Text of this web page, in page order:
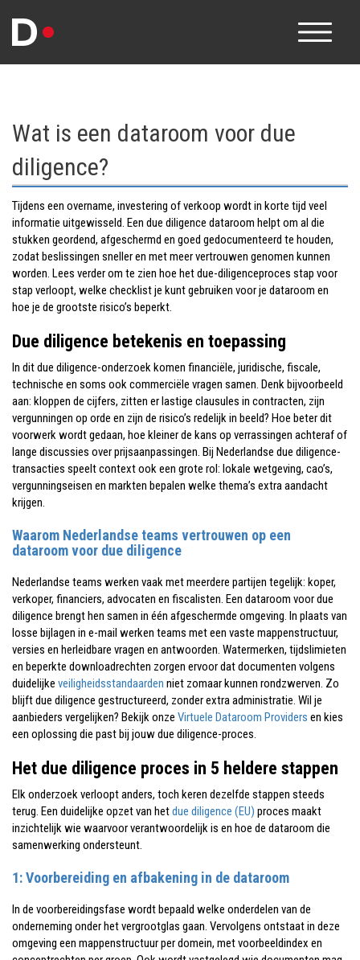
Wat is een dataroom voor due
diligence?
Tijdens een overname, investering of verkoop wordt in korte tijd veel
informatie uitgewisseld. Een due diligence dataroom helpt om al die
stukken geordend, afgeschermd en goed gedocumenteerd te houden,
zodat beslissingen sneller en met meer vertrouwen genomen kunnen
worden. Lees verder om te zien hoe het due-diligenceproces stap voor
stap verloopt, welke checklist je kunt gebruiken voor je dataroom en
hoe je de grootste risico’s beperkt.
Due diligence betekenis en toepassing
In dit due diligence-onderzoek komen financiële, juridische, fiscale,
technische en soms ook commerciële vragen samen. Denk bijvoorbeeld
aan: kloppen de cijfers, zitten er lastige clausules in contracten, zijn
vergunningen op orde en zijn de risico’s redelijk in beeld? Hoe beter dit
voorwerk wordt gedaan, hoe kleiner de kans op verrassingen achteraf of
lange discussies over prijsaanpassingen. Bij Nederlandse due diligence-
transacties speelt context ook een grote rol: lokale wetgeving, cao’s,
vergunningseisen en markten bepalen welke thema’s extra aandacht
krijgen.
Waarom Nederlandse teams vertrouwen op een
dataroom voor due diligence
Nederlandse teams werken vaak met meerdere partijen tegelijk: koper,
verkoper, financiers, advocaten en fiscalisten. Een dataroom voor due
diligence brengt hen samen in één afgeschermde omgeving. In plaats van
losse bijlagen in e-mail werken teams met een vaste mappenstructuur,
versies en herleidbare vragen en antwoorden. Watermerken, tijdslimieten
en beperkte downloadrechten zorgen ervoor dat documenten volgens
duidelijke veiligheidsstandaarden niet zomaar kunnen rondzwerven. Zo
blijft due diligence gestructureerd, zonder extra administratie. Wil je
aanbieders vergelijken? Bekijk onze Virtuele Dataroom Providers en kies
een oplossing die past bij jouw due diligence-proces.
Het due diligence proces in 5 heldere stappen
Elk onderzoek verloopt anders, toch keren dezelfde stappen steeds
terug. Een duidelijke opzet van hetdue diligence (EU) proces maakt
inzichtelijk wie waarvoor verantwoordelijk is en hoe de dataroom die
samenwerking ondersteunt.
1: Voorbereiding en afbakening in de dataroom
In de voorbereidingsfase wordt bepaald welke onderdelen van de
onderneming onder het vergrootglas gaan. Vervolgens ontstaat in deze
omgeving een mappenstructuur per domein, met voorbeeldindex en